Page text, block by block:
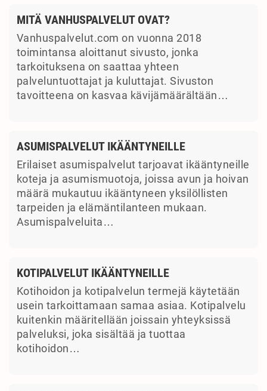
MITÄ VANHUSPALVELUT OVAT?
Vanhuspalvelut.com on vuonna 2018
toimintansa aloittanut sivusto, jonka
tarkoituksena on saattaa yhteen
palveluntuottajat ja kuluttajat. Sivuston
tavoitteena on kasvaa kävijämäärältään…
ASUMISPALVELUT IKÄÄNTYNEILLE
Erilaiset asumispalvelut tarjoavat ikääntyneille
koteja ja asumismuotoja, joissa avun ja hoivan
määrä mukautuu ikääntyneen yksilöllisten
tarpeiden ja elämäntilanteen mukaan.
Asumispalveluita…
KOTIPALVELUT IKÄÄNTYNEILLE
Kotihoidon ja kotipalvelun termejä käytetään
usein tarkoittamaan samaa asiaa. Kotipalvelu
kuitenkin määritellään joissain yhteyksissä
palveluksi, joka sisältää ja tuottaa
kotihoidon…